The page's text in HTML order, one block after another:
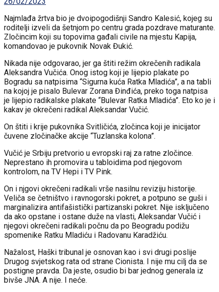
Najmlađa žrtva bio je dvoipogodišnji Sandro Kalesić, kojeg su
roditelji izveli da šetnjom po centru grada pozdrave maturante.
Zločincim koji su topovima gađali civile na mjestu Kapija,
komandovao je pukovnik Novak Đukić.
Nikada nije odgovarao, jer ga štiti režim okrečenih radikala
Aleksandra Vučića. Onog istog koji je lijepio plakate po
Bogradu sa natpisima “Sigurna kuća Ratka Mladića”, a na tabli
na kojoj je pisalo Bulevar Zorana Đinđića, preko toga natpisa
je lijepio radikalske plakate “Bulevar Ratka Mladića”. Eto ko je i
kakav je okrečeni radikal Aleksandar Vučić.
On štiti i krije pukovnika Svitličića, zločinca koji je inicijator
čuvene zločinačke akcije “Tuzlanska kolona”.
Vučić je Srbiju pretvorio u evropski raj za ratne zločince.
Neprestano ih promovira u tabloidima pod njegovom
kontrolom, na TV Hepi i TV Pink.
On i njgovi okrečeni radikali vrše nasilnu reviziju historije.
Veliča se četništvo i ravnogorski pokret, a potpuno se guši i
marginalizira antifašistički partizanski pokret. Nije isključeno
da ako opstane i ostane duže na vlasti, Aleksandar Vučić i
njegovi okrečeni radikali počnu da po Beogradu podižu
spomenike Ratku Mladiću i Radovanu Karadžiću.
Nažalost, Haški tribunal je osnovan kao i svi drugi poslije
Drugog svjetskog rata od strane Cionista. I nije mu cilj da se
postigne pravda. Da jeste, osudio bi bar jednog generala iz
bivše JNA. A nije. I neće.